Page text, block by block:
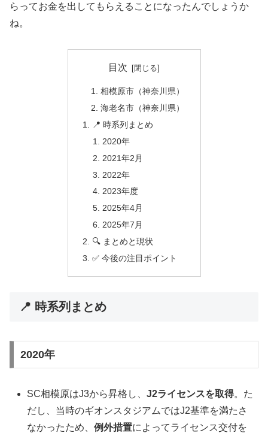
らってお金を出してもらえることになったんでしょうか
ね。
目次
相模原市（神奈川県）
海老名市（神奈川県）
📍 時系列まとめ
2020年
2021年2月
2022年
2023年度
2025年4月
2025年7月
🔍 まとめと現状
✅ 今後の注目ポイント
📍 時系列まとめ
2020年
SC相模原はJ3から昇格し、J2ライセンスを取得。た
だし、当時のギオンスタジアムではJ2基準を満たさ
なかったため、例外措置によってライセンス交付を